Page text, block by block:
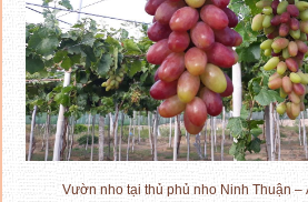
Vườn nho tại thủ phủ nho Ninh Thuận –